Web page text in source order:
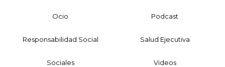
Ocio Podcast
Responsabilidad Social Salud Ejecutiva
Sociales Videos